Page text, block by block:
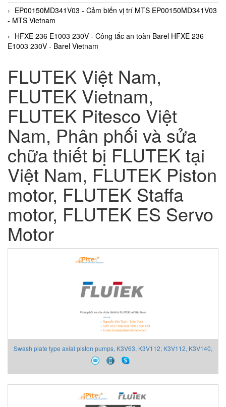
EP00150MD341V03 - Cảm biến vị trí MTS EP00150MD341V03
- MTS Vietnam
HFXE 236 E1003 230V - Công tắc an toàn Barel HFXE 236
E1003 230V - Barel Vietnam
FLUTEK Việt Nam,
FLUTEK Vietnam,
FLUTEK Pitesco Việt
Nam, Phân phối và sửa
chữa thiết bị FLUTEK tại
Việt Nam, FLUTEK Piston
motor, FLUTEK Staffa
motor, FLUTEK ES Servo
Motor
Swash plate type axial piston pumps, K3V63, K3V112, K3V112, K3V140,
K3V180, K3V280, K3V-DTP, K3V112DP, KDV80DT, KDV80DTP,
K5V140DT, K5V140DTP, K5V200DPH, K5V200DTH, K5V200DTP,
K3SP36